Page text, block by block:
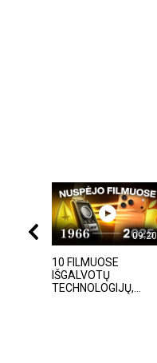
09:20
10 FILMUOSE
IŠGALVOTŲ
TECHNOLOGIJŲ,...